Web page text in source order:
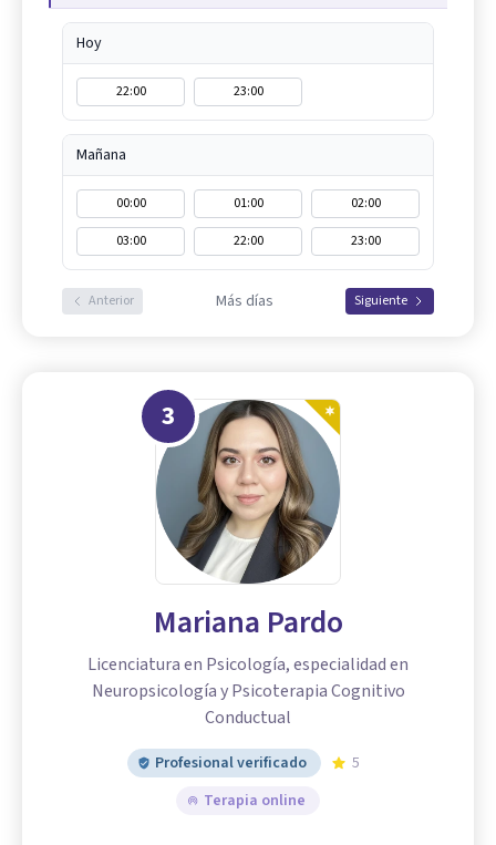
Hoy
22:00 23:00
Mañana
00:00 01:00
02:00
03:00
22:00 23:00
Anterior Más días Siguiente
3
Mariana Pardo
Licenciatura en Psicología, especialidad en
Neuropsicología y Psicoterapia Cognitivo
Conductual
Profesional verificado
5
Terapia online